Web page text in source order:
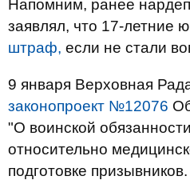
Напомним, ранее
заявлял, что 17-летние
штраф, если не стали
9 января Верховная
законопроект №12076
"О воинской
относительно
подготовке призывников.